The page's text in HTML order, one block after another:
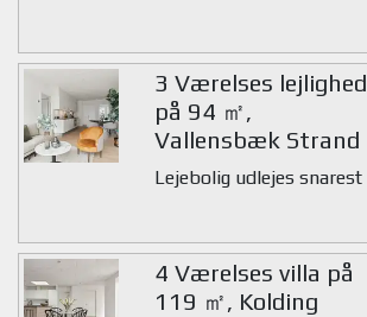
3 Værelses lejlighed
på 94 ㎡,
Vallensbæk Strand
Lejebolig udlejes snarest
4 Værelses villa på
119 ㎡, Kolding